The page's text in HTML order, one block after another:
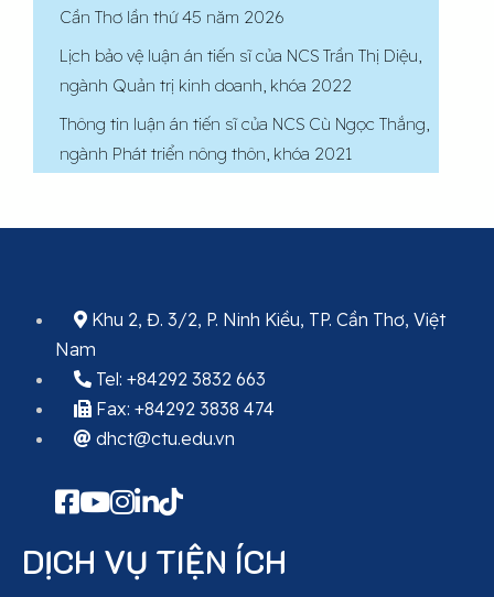
Cần Thơ lần thứ 45 năm 2026
Lịch bảo vệ luận án tiến sĩ của NCS Trần Thị Diệu,
ngành Quản trị kinh doanh, khóa 2022
Thông tin luận án tiến sĩ của NCS Cù Ngọc Thắng,
ngành Phát triển nông thôn, khóa 2021
Khu 2, Đ. 3/2, P. Ninh Kiều, TP. Cần Thơ, Việt
Nam
Tel: +84292 3832 663
Fax: +84292 3838 474
dhct@ctu.edu.vn
DỊCH VỤ TIỆN ÍCH